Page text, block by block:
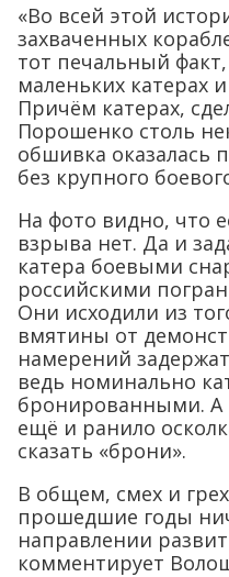
«Во всей этой
захваченных
тот печальный
маленьких катерах
Причём катерах,
Порошенко столь
обшивка оказалась
без крупного
На фото видно, что
взрыва нет. Да и
катера боевыми
российскими
Они исходили из
вмятины от
намерений
ведь номинально
бронированными. А
ещё и ранило
сказать «брони».
В общем, смех и
прошедшие годы
направлении
комментирует